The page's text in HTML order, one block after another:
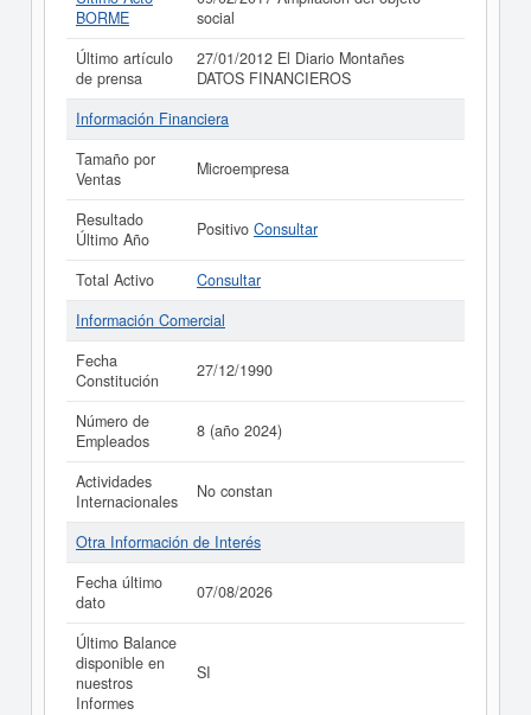
BORME
social
Último artículo
de prensa
27/01/2012 El Diario Montañes
DATOS FINANCIEROS
Información Financiera
Tamaño por
Ventas
Microempresa
Resultado
Último Año
Positivo Consultar
Total Activo
Consultar
Información Comercial
Fecha
Constitución
27/12/1990
Número de
Empleados
8 (año 2024)
Actividades
Internacionales
No constan
Otra Información de Interés
Fecha último
dato
07/08/2026
Último Balance
disponible en
nuestros
Informes
SI